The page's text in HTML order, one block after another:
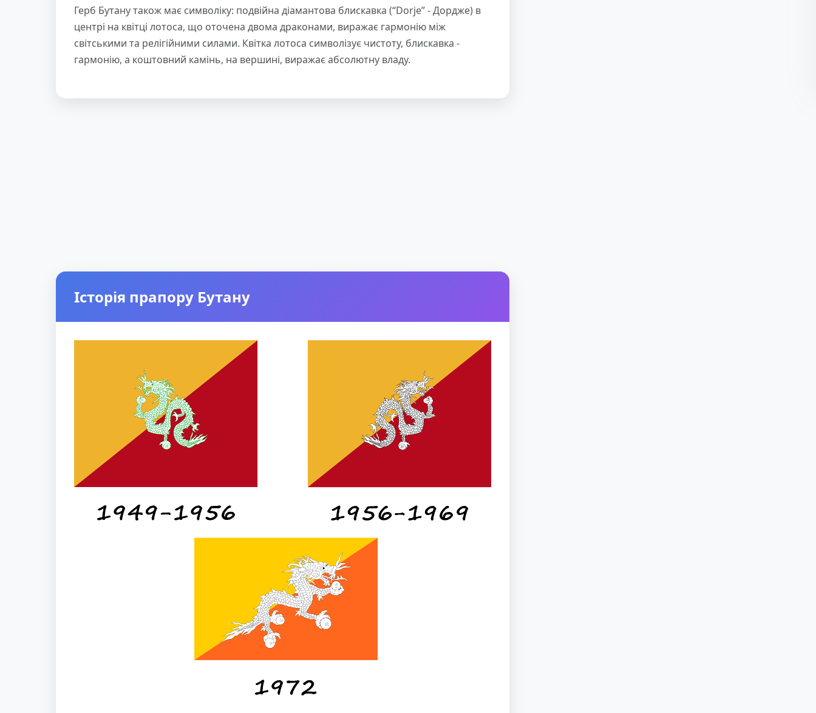
Герб Бутану також має символіку: подвійна діамантова блискавка (“Dorje” - Дордже) в
центрі на квітці лотоса, що оточена двома драконами, виражає гармонію між
світськими та релігійними силами. Квітка лотоса символізує чистоту, блискавка -
гармонію, а коштовний камінь, на вершині, виражає абсолютну владу.
Історія прапору Бутану